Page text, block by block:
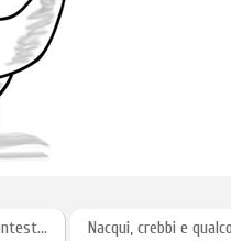
Nacqui, crebbi e